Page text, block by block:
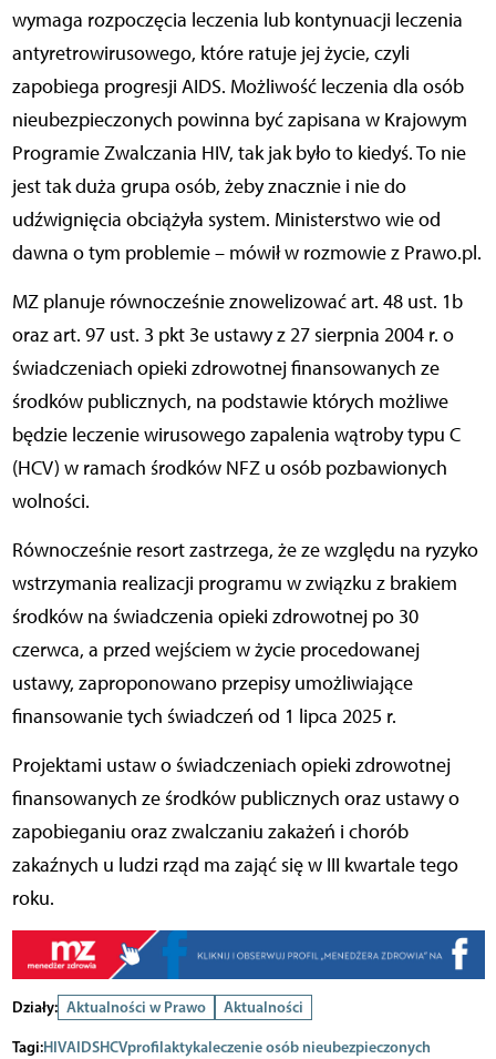
wymaga rozpoczęcia leczenia lub kontynuacji leczenia
antyretrowirusowego, które ratuje jej życie, czyli
zapobiega progresji AIDS. Możliwość leczenia dla osób
nieubezpieczonych powinna być zapisana w Krajowym
Programie Zwalczania HIV, tak jak było to kiedyś. To nie
jest tak duża grupa osób, żeby znacznie i nie do
udźwignięcia obciążyła system. Ministerstwo wie od
dawna o tym problemie – mówił w rozmowie z Prawo.pl.
MZ planuje równocześnie znowelizować art. 48 ust. 1b
oraz art. 97 ust. 3 pkt 3e ustawy z 27 sierpnia 2004 r. o
świadczeniach opieki zdrowotnej finansowanych ze
środków publicznych, na podstawie których możliwe
będzie leczenie wirusowego zapalenia wątroby typu C
(HCV) w ramach środków NFZ u osób pozbawionych
wolności.
Równocześnie resort zastrzega, że ze względu na ryzyko
wstrzymania realizacji programu w związku z brakiem
środków na świadczenia opieki zdrowotnej po 30
czerwca, a przed wejściem w życie procedowanej
ustawy, zaproponowano przepisy umożliwiające
finansowanie tych świadczeń od 1 lipca 2025 r.
Projektami ustaw o świadczeniach opieki zdrowotnej
finansowanych ze środków publicznych oraz ustawy o
zapobieganiu oraz zwalczaniu zakażeń i chorób
zakaźnych u ludzi rząd ma zająć się w III kwartale tego
roku.
Działy: Aktualności w Prawo
Aktualności
Tagi:HIVAIDSHCVprofilaktykaleczenie osób nieubezpieczonych